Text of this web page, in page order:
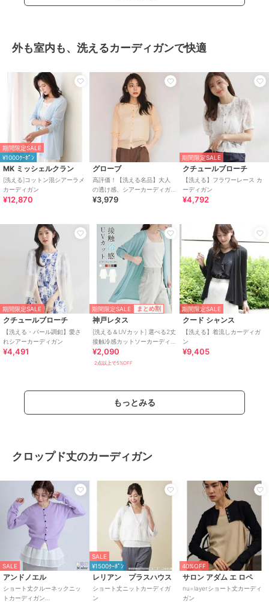
外も室内も、洗えるカーディガンで快適
期間限定SALE
¥1000ｸｰﾎﾟﾝ
MK ミッシェルクラン
[洗える]コットン混シアーラメ
カーディガン
¥12,870
グローブ
高評価！【洗える名品】大人
の透け感、シアーカーディガ
ン
¥3,979
期間限定SALE
クチュールブローチ
【洗える】フラワーレース カ
ーディガン
¥4,792
期間限定SALE
クチュールブローチ
【洗える・パール調釦】愛さ
れシアーカーディガン
¥4,491
期間限定SALE まとめ割
神戸レタス
[洗える＆UVカット] 選べる2丈
接触冷感カットソーカーディ
ガン [C6163]
¥2,090
2点以上で5%OFF
期間限定SALE
クード シャンス
【洗える】着流しカーディガ
ン
¥9,405
もっとみる
クロップド丈のカーディガン
SALE
アンドノエル
ショート丈クルーネックニッ
トカーディガン
SALE
¥1500ｸｰﾎﾟﾝ
レリアン プラスハウス
ショート丈ニットカーディガ
ン
40%OFF
サロン アダム エ ロペ
nu=layerショート丈カーディ
ガン